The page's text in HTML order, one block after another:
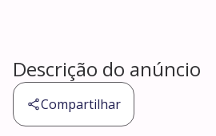
Descrição do anúncio
Compartilhar